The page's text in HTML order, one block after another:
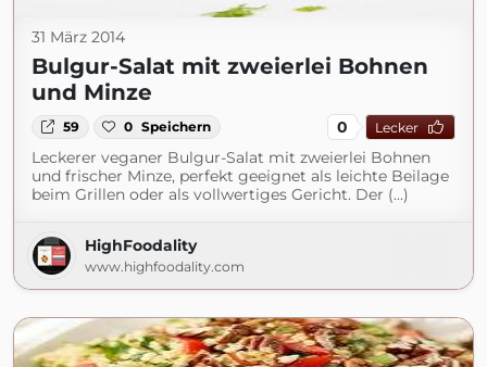
31 März 2014
Bulgur-Salat mit zweierlei Bohnen
und Minze
59 0 Speichern 0 Lecker
Leckerer veganer Bulgur-Salat mit zweierlei Bohnen
und frischer Minze, perfekt geeignet als leichte Beilage
beim Grillen oder als vollwertiges Gericht. Der (...)
HighFoodality
www.highfoodality.com